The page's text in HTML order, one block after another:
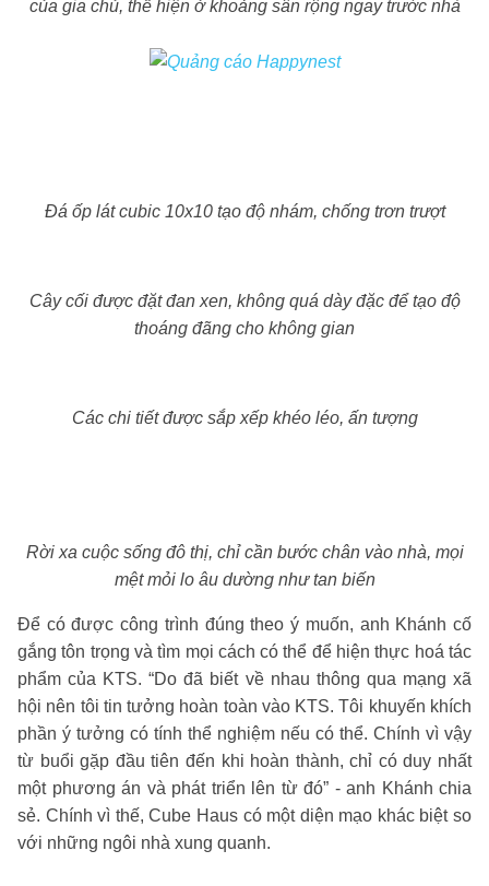
của gia chủ, thể hiện ở khoảng sân rộng ngay trước nhà
Đá ốp lát cubic 10x10 tạo độ nhám, chống trơn trượt
Cây cối được đặt đan xen, không quá dày đặc để tạo độ
thoáng đãng cho không gian
Các chi tiết được sắp xếp khéo léo, ấn tượng
Rời xa cuộc sống đô thị, chỉ cần bước chân vào nhà, mọi
mệt mỏi lo âu dường như tan biến
Để có được công trình đúng theo ý muốn, anh Khánh cố
gắng tôn trọng và tìm mọi cách có thể để hiện thực hoá tác
phẩm của KTS. “Do đã biết về nhau thông qua mạng xã
hội nên tôi tin tưởng hoàn toàn vào KTS. Tôi khuyến khích
phần ý tưởng có tính thể nghiệm nếu có thể. Chính vì vậy
từ buổi gặp đầu tiên đến khi hoàn thành, chỉ có duy nhất
một phương án và phát triển lên từ đó” - anh Khánh chia
sẻ. Chính vì thế, Cube Haus có một diện mạo khác biệt so
với những ngôi nhà xung quanh.